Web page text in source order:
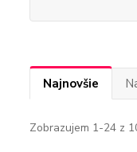
Najnovšie
Zobrazujem 1-24 z